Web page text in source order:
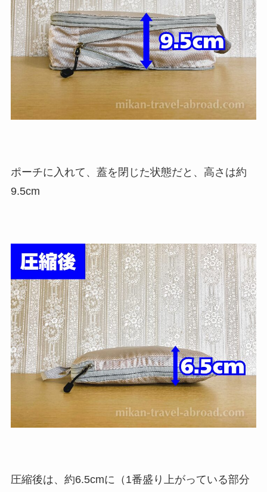
ポーチに入れて、蓋を閉じた状態だと、高さは約
9.5cm
圧縮後は、約6.5cmに（1番盛り上がっている部分